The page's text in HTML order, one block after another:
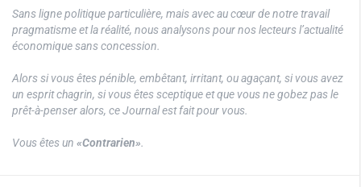
Sans ligne politique particulière, mais avec au cœur de notre travail
pragmatisme et la réalité, nous analysons pour nos lecteurs l’actualité
économique sans concession.
Alors si vous êtes pénible, embêtant, irritant, ou agaçant, si vous avez
un esprit chagrin, si vous êtes sceptique et que vous ne gobez pas le
prêt-à-penser alors, ce Journal est fait pour vous.
Vous êtes un «Contrarien».